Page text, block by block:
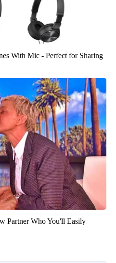
With Mic - Perfect for Sharing
Partner Who You'll Easily